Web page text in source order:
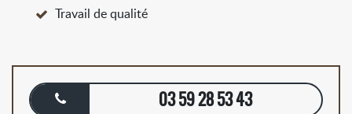
Travail de qualité
03 59 28 53 43